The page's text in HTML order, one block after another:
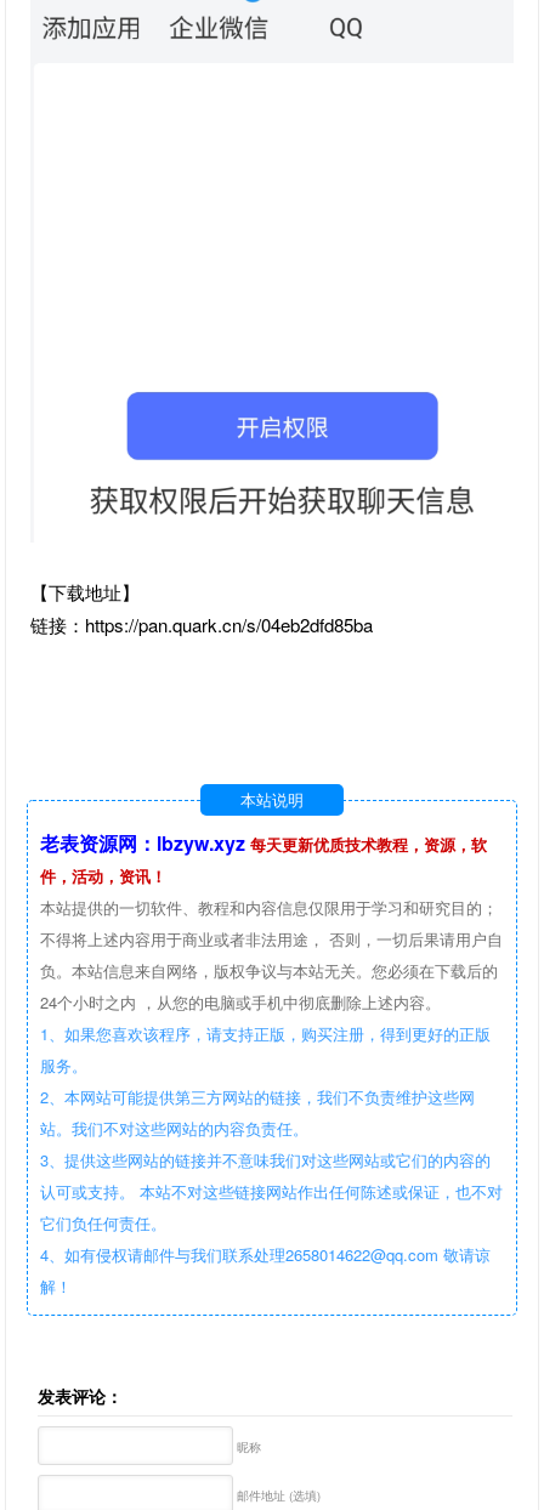
【下载地址】
链接：https://pan.quark.cn/s/04eb2dfd85ba
本站说明
老表资源网：lbzyw.xyz 每天更新优质技术教程，资源，软
件，活动，资讯！
本站提供的一切软件、教程和内容信息仅限用于学习和研究目的；
不得将上述内容用于商业或者非法用途， 否则，一切后果请用户自
负。本站信息来自网络，版权争议与本站无关。您必须在下载后的
24个小时之内 ，从您的电脑或手机中彻底删除上述内容。
1、如果您喜欢该程序，请支持正版，购买注册，得到更好的正版
服务。
2、本网站可能提供第三方网站的链接，我们不负责维护这些网
站。我们不对这些网站的内容负责任。
3、提供这些网站的链接并不意味我们对这些网站或它们的内容的
认可或支持。 本站不对这些链接网站作出任何陈述或保证，也不对
它们负任何责任。
4、如有侵权请邮件与我们联系处理2658014622@qq.com 敬请谅
解！
发表评论：
昵称
邮件地址 (选填)